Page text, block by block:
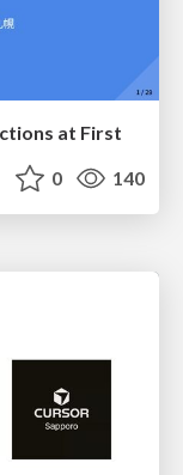
at First
0 140